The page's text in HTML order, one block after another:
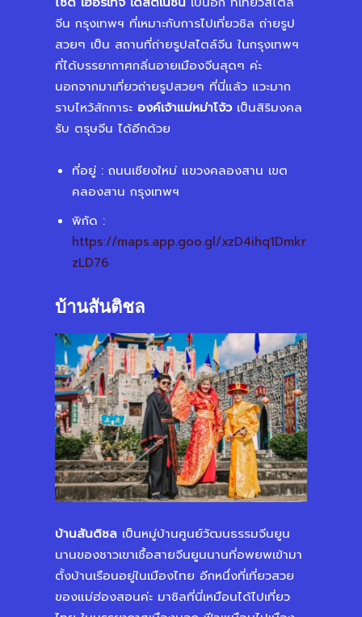
จีน กรุงเทพฯ ที่เหมาะกับการไปเที่ยวชิล ถ่ายรูป
สวยๆ เป็น สถานที่ถ่ายรูปสไตล์จีน ในกรุงเทพฯ
ที่ได้บรรยากาศกลิ่นอายเมืองจีนสุดๆ ค่ะ
นอกจากมาเที่ยวถ่ายรูปสวยๆ ที่นี่แล้ว แวะมาก
ราบไหว้สักการะ องค์เจ้าแม่หม่าโจ้ว เป็นสิริมงคล
รับ ตรุษจีน ได้อีกด้วย
ที่อยู่ : ถนนเชียงใหม่ แขวงคลองสาน เขต
คลองสาน กรุงเทพฯ
พิกัด :
https://maps.app.goo.gl/xzD4ihq1Dmkr
zLD76
บ้านสันติชล
บ้านสันติชล เป็นหมู่บ้านศูนย์วัฒนธรรมจีนยูน
นานของชาวเขาเชื้อสายจีนยูนนานที่อพยพเข้ามา
ตั้งบ้านเรือนอยู่ในเมืองไทย อีกหนึ่งที่เที่ยวสวย
ของแม่ฮ่องสอนค่ะ มาชิลที่นี่เหมือนได้ไปเที่ยว